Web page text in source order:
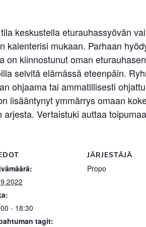
keskustella eturauhassyövän
kalenterisi mukaan. Parhaan
on kiinnostunut oman
selvitä elämässä eteenpäin.
ohjaama tai ammatillisesti
lisääntynyt ymmärrys omaan
Vertaistuki auttaa
- 18:30
tagit:
JÄRJESTÄJÄ
Propo